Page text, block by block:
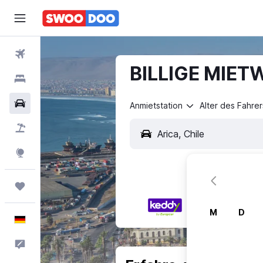
Hotels
Mietwagen
Explore
Trips
Deutsch
Feedback
BILLIGE
Anmietstation Alter des
M D